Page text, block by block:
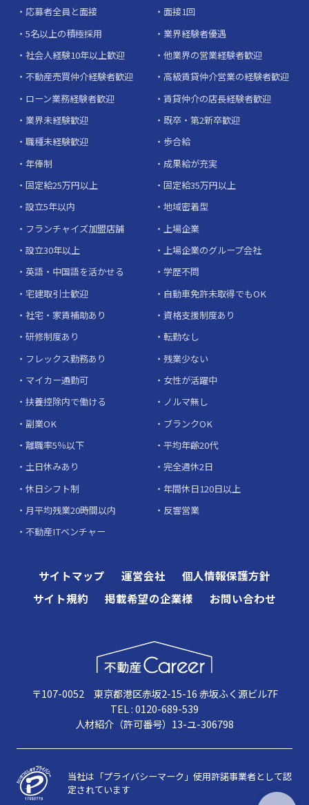
応募者全員と面接
面接1回
5名以上の積極採用
業界経験者優遇
社会人経験10年以上歓迎
他業界の営業経験者歓迎
不動産売買仲介経験者歓迎
高級賃貸仲介営業の経験者歓迎
ローン業務経験者歓迎
賃貸仲介の店長経験者歓迎
業界未経験歓迎
既卒・第2新卒歓迎
職種未経験歓迎
歩合給
年俸制
成果給が充実
固定給25万円以上
固定給35万円以上
設立5年以内
地域密着型
フランチャイズ加盟店舗
上場企業
設立30年以上
上場企業のグループ会社
英語・中国語を活かせる
学歴不問
宅建取引士歓迎
自動車免許未取得でもOK
社宅・家賃補助あり
資格支援制度あり
研修制度あり
転勤なし
フレックス勤務あり
残業少ない
マイカー通勤可
女性が活躍中
扶養控除内で働ける
ノルマ無し
副業OK
ブランクOK
離職率5％以下
平均年齢20代
土日休みあり
完全週休2日
休日シフト制
年間休日120日以上
月平均残業20時間以内
反響営業
不動産ITベンチャー
サイトマップ 運営会社
個人情報保護方針
サイト規約
掲載希望の企業様 お問い合わせ
〒107-0052 東京都港区赤坂2-15-16 赤坂ふく源ビル7F
TEL : 0120-689-539
人材紹介（許可番号）13-ユ-306798
当社は「プライバシーマーク」使用許諾事業者として認
定されています